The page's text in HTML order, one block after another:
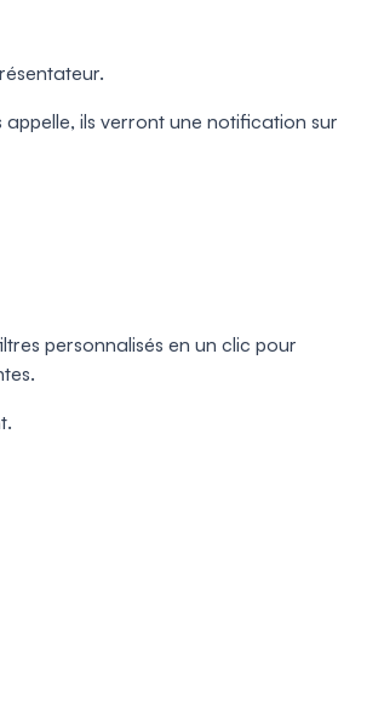
appelle, ils verront une notification sur
personnalisés en un clic pour